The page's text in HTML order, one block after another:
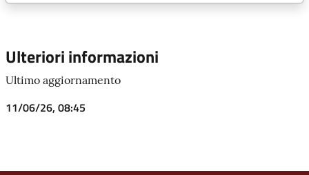
Ulteriori informazioni
Ultimo aggiornamento
11/06/26, 08:45